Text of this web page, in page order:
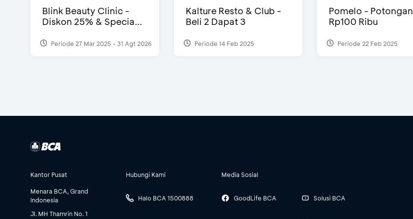
Blink Beauty Clinic -
Diskon 25% & Specia...
Periode 27 Mar 2025 - 31 Agt 2026
Kalture Resto & Club -
Beli 2 Dapat 3
Periode 14 Feb 2025
Pomelo - Potongan
Rp100 Ribu
Periode 22 Feb 2025
Kantor Pusat
Menara BCA, Grand
Indonesia
Jl. MH Thamrin No. 1
Hubungi Kami
Halo BCA 1500888
Media Sosial
GoodLife BCA Solusi BCA